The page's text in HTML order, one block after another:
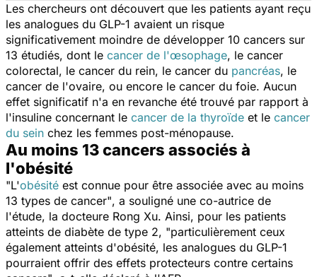
Les chercheurs ont découvert que les patients ayant reçu
les analogues du GLP-1 avaient un risque
significativement moindre de développer 10 cancers sur
13 étudiés, dont le cancer de l'œsophage, le cancer
colorectal, le cancer du rein, le cancer du pancréas, le
cancer de l'ovaire, ou encore le cancer du foie. Aucun
effet significatif n'a en revanche été trouvé par rapport à
l'insuline concernant le cancer de la thyroïde et le cancer
du sein chez les femmes post-ménopause.
Au moins 13 cancers associés à
l'obésité
"L'obésité est connue pour être associée avec au moins
13 types de cancer", a souligné une co-autrice de
l'étude, la docteure Rong Xu. Ainsi, pour les patients
atteints de diabète de type 2, "particulièrement ceux
également atteints d'obésité, les analogues du GLP-1
pourraient offrir des effets protecteurs contre certains